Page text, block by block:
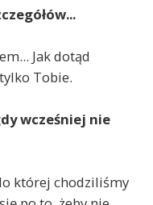
Jak dotąd
Tobie.
wcześniej nie
której chodziliśmy